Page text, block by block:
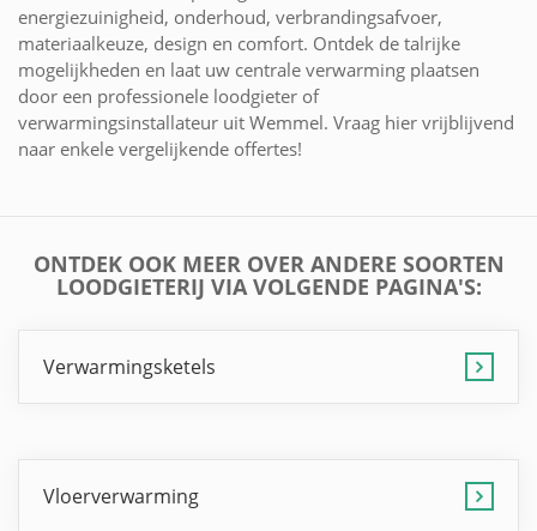
energiezuinigheid, onderhoud, verbrandingsafvoer,
materiaalkeuze, design en comfort. Ontdek de talrijke
mogelijkheden en laat uw centrale verwarming plaatsen
door een professionele loodgieter of
verwarmingsinstallateur uit Wemmel. Vraag hier vrijblijvend
naar enkele vergelijkende offertes!
ONTDEK OOK MEER OVER ANDERE SOORTEN
LOODGIETERIJ VIA VOLGENDE PAGINA'S:
Verwarmingsketels
Vloerverwarming